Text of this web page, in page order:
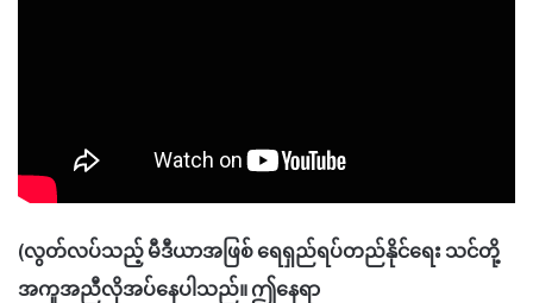
(လွတ်လပ်သည့် မီဒီယာအဖြစ် ရေရှည်ရပ်တည်နိုင်ရေး သင်တို့
အကူအညီလိုအပ်နေပါသည်။ ဤနေရာ